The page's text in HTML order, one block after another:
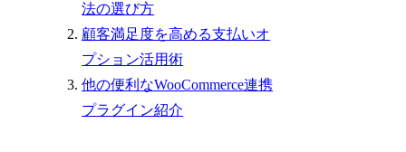
法の選び方
顧客満足度を高める支払いオ
プション活用術
他の便利なWooCommerce連携
プラグイン紹介